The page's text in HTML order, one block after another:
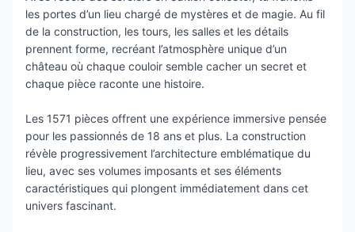
les portes d’un lieu chargé de mystères et de magie. Au fil
de la construction, les tours, les salles et les détails
prennent forme, recréant l’atmosphère unique d’un
château où chaque couloir semble cacher un secret et
chaque pièce raconte une histoire.
Les 1571 pièces offrent une expérience immersive pensée
pour les passionnés de 18 ans et plus. La construction
révèle progressivement l’architecture emblématique du
lieu, avec ses volumes imposants et ses éléments
caractéristiques qui plongent immédiatement dans cet
univers fascinant.